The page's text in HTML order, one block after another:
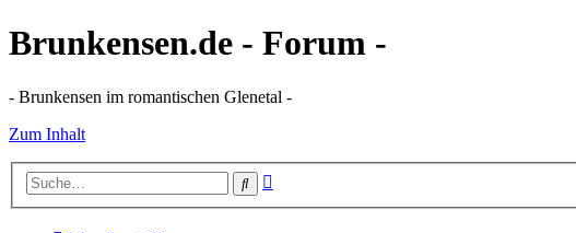
Brunkensen.de - Forum -
- Brunkensen im romantischen Glenetal -
Zum Inhalt
Suche